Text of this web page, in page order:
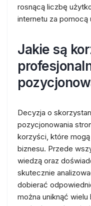
rosnącą liczbę
internetu za pomocą
Jakie są
Decyzja o
pozycjonowania
korzyści, które
biznesu. Przede
wiedzą oraz
skutecznie
dobierać
można uniknąć wielu